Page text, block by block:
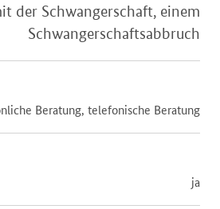
der Schwangerschaft, einem
Schwangerschaftsabbruch
Beratung, telefonische Beratung
ja